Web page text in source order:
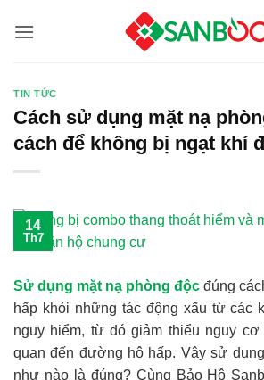
qua
TIN TỨC
Cách sử dụng mặt nạ
cách để không bị ngạt khí
14
Th7
Sử dụng mặt nạ phòng độc đúng
hấp khỏi những tác động xấu từ các
nguy hiểm, từ đó giảm thiểu nguy cơ
quan đến đường hô hấp. Vậy sử
như nào là đúng? Cùng Bảo Hộ